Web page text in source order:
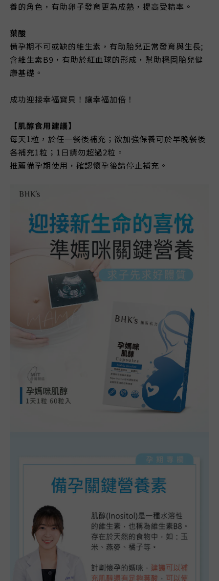
養的角色，有助卵子發育更為成熟，提高受精率。
葉酸
備孕期不可或缺的維生素，有助胎兒正常發育與生長;
含維生素B9，有助於紅血球的形成，幫助穩固胎兒健
康基礎。
成功迎接幸福寶貝！讓幸福加倍！
【肌醇食用建議】
每天1粒，於任一餐後補充；欲加強保養可於早晚餐後
各補充1粒；1日請勿超過2粒。
推薦備孕期使用，確認懷孕後請停止補充。